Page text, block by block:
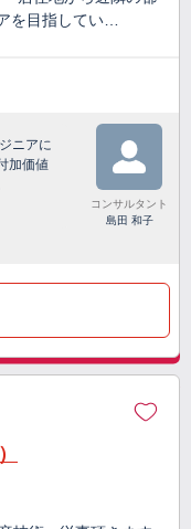
を目指してい…
ニアに
加価値
コンサルタント
島田 和子